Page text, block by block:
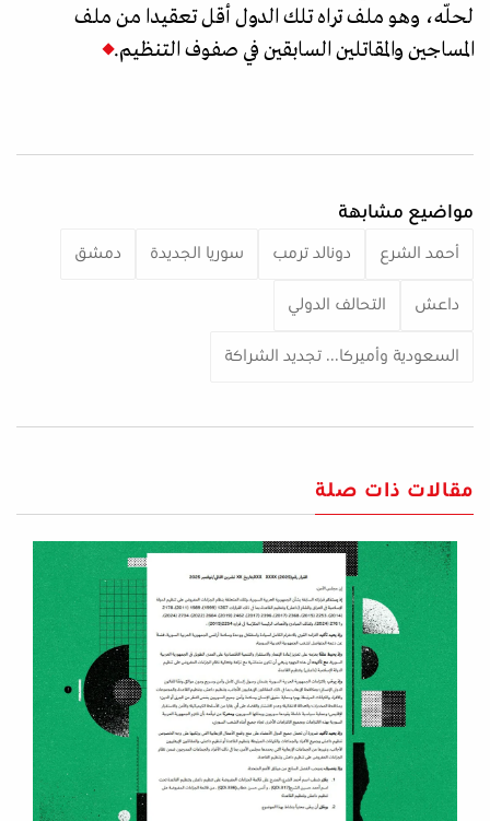
لحلّه، وهو ملف تراه تلك الدول أقل تعقيدا من ملف
المساجين والمقاتلين السابقين في صفوف التنظيم.
مواضيع مشابهة
أحمد الشرع دونالد ترمب سوريا الجديدة دمشق
داعش التحالف الدولي
السعودية وأميركا... تجديد الشراكة
مقالات ذات صلة